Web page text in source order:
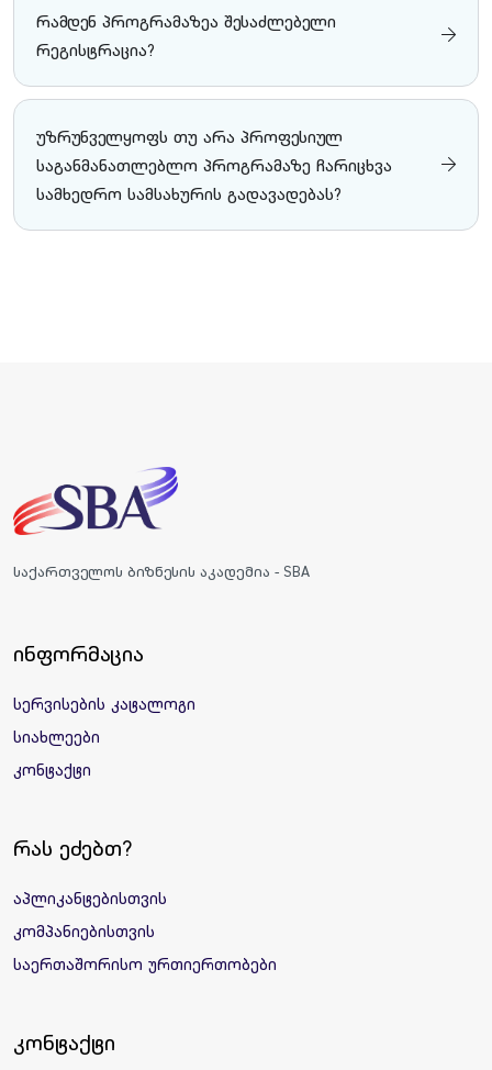
რამდენ პროგრამაზეა შესაძლებელი
რეგისტრაცია?
უზრუნველყოფს თუ არა პროფესიულ
საგანმანათლებლო პროგრამაზე ჩარიცხვა
სამხედრო სამსახურის გადავადებას?
საქართველოს ბიზნესის აკადემია - SBA
ინფორმაცია
სერვისების კატალოგი
სიახლეები
კონტაქტი
რას ეძებთ?
აპლიკანტებისთვის
კომპანიებისთვის
საერთაშორისო ურთიერთობები
კონტაქტი